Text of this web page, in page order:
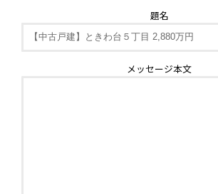
題名
メッセージ本文